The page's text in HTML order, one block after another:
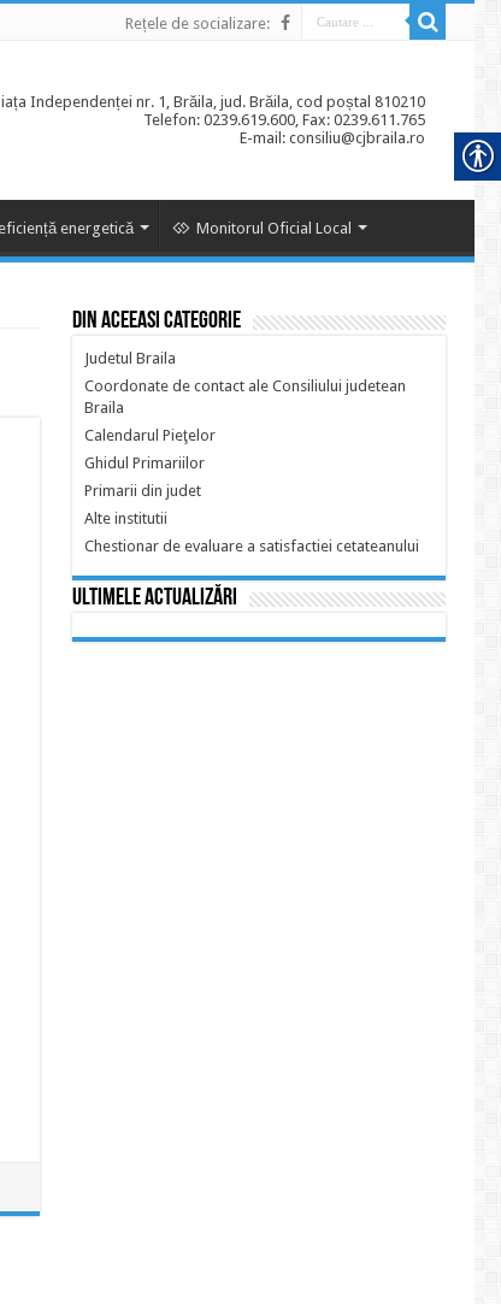
Rețele de socializare:
Independenței nr. 1, Brăila, jud. Brăila, cod poștal 810210
Telefon: 0239.619.600, Fax: 0239.611.765
E-mail: consiliu@cjbraila.ro
energetică Monitorul Oficial Local
Din aceeasi categorie
Judetul Braila
Coordonate de contact ale Consiliului judetean
Braila
Calendarul Pieţelor
Ghidul Primariilor
Primarii din judet
Alte institutii
Chestionar de evaluare a satisfactiei cetateanului
Ultimele actualizări